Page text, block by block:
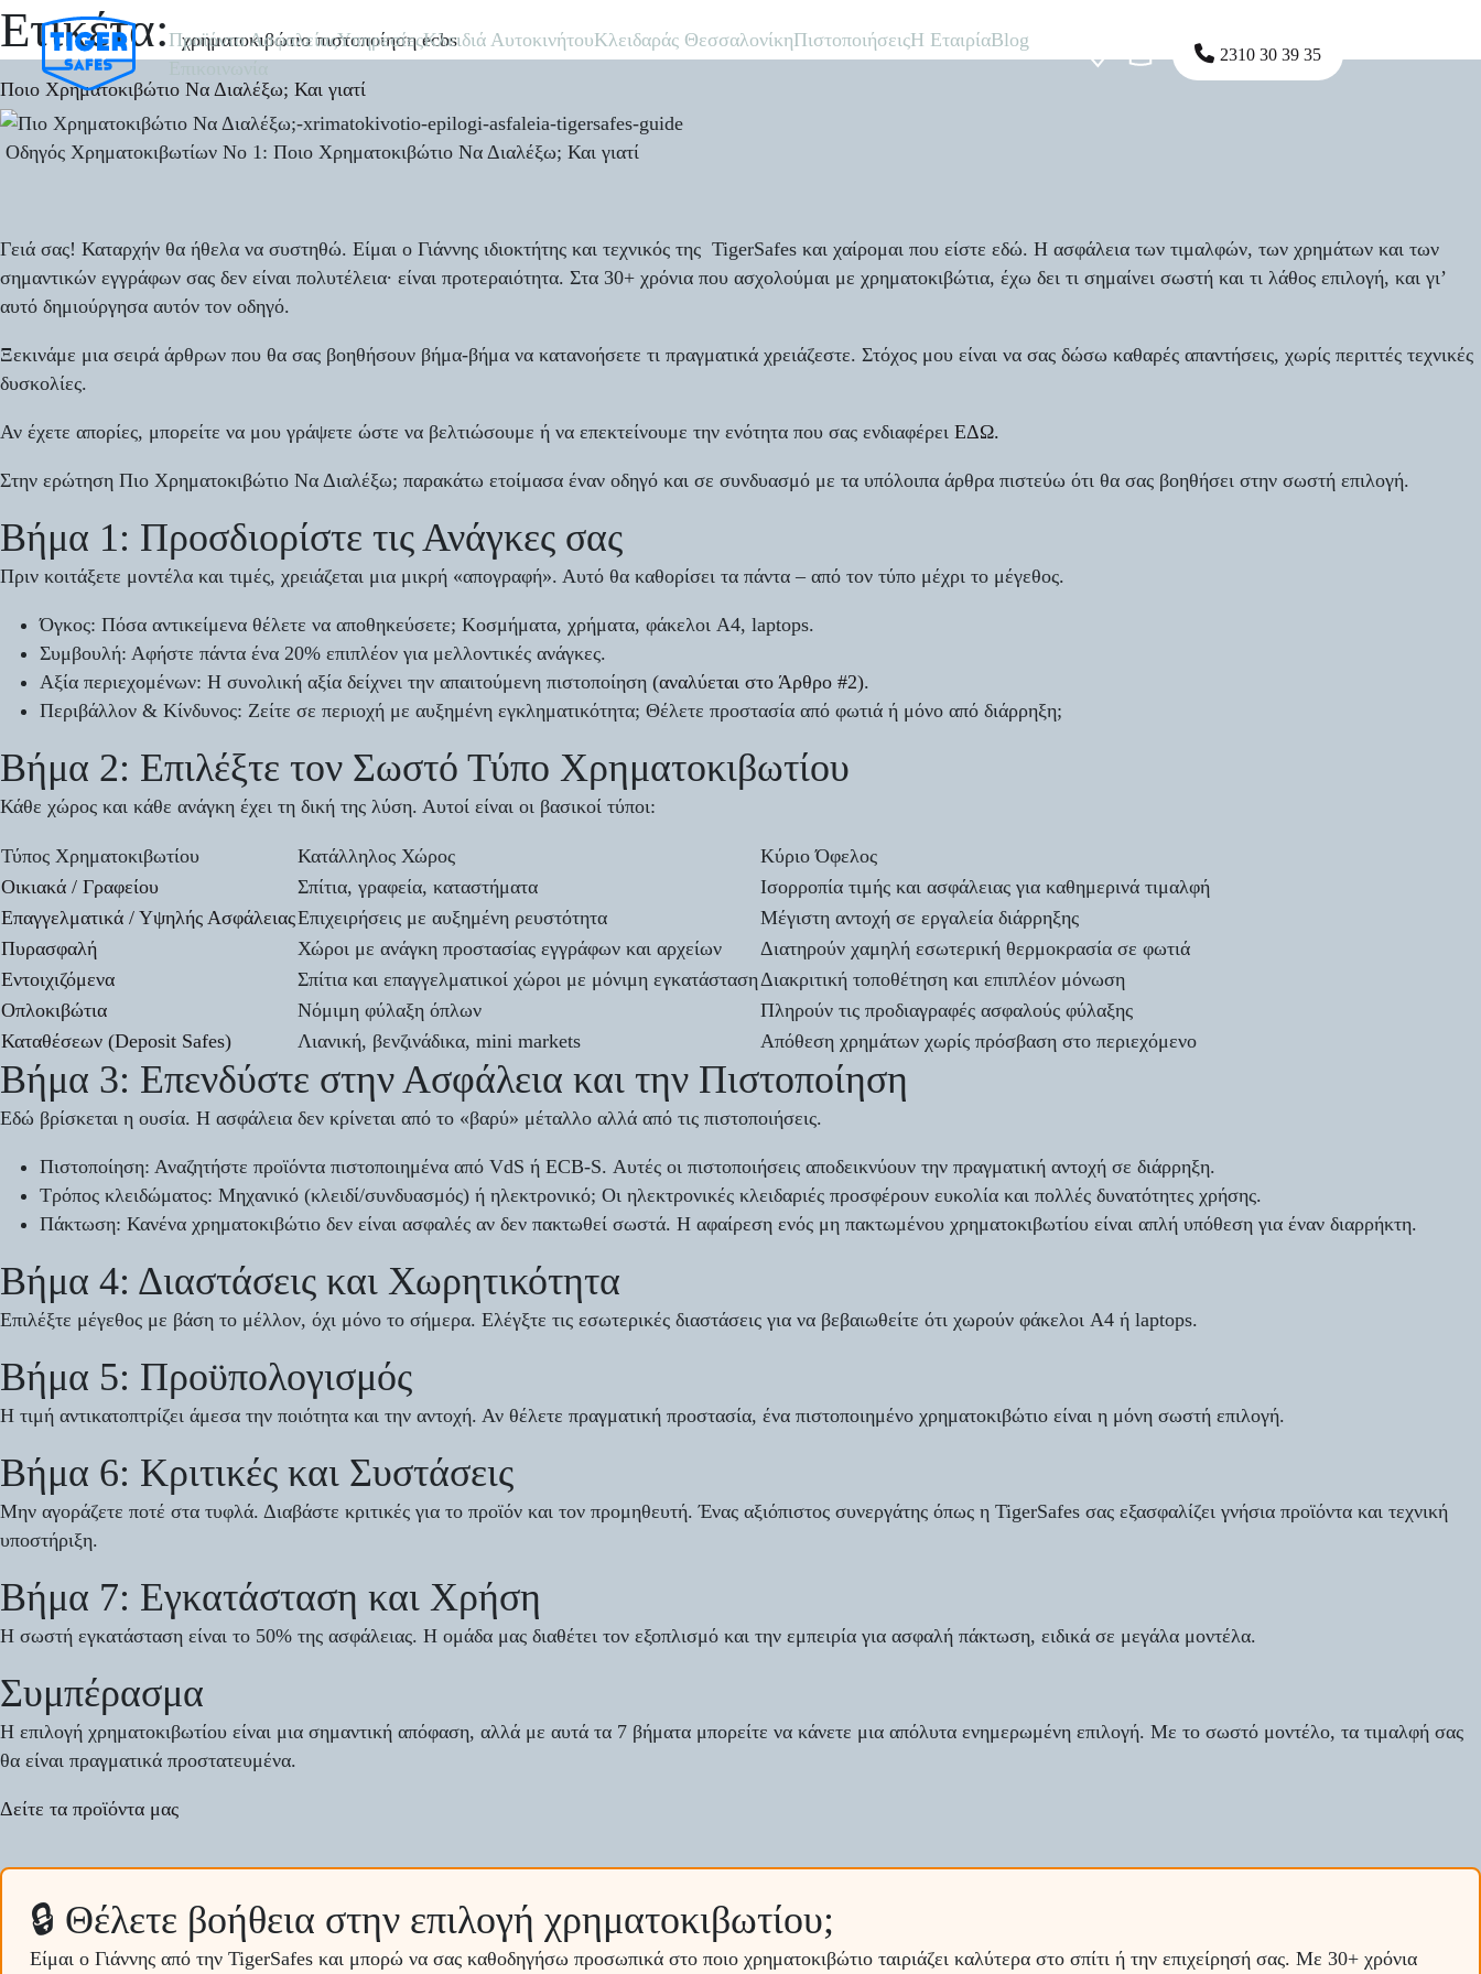
Προϊόντα ΑσφαλείαςΥπηρεσίεςΚλειδιά ΑυτοκινήτουΚλειδαράς ΘεσσαλονίκηΠιστοποιήσειςΗ ΕταιρίαBlog
2310 30 39 35
Ετικέτα:χρηματοκιβώτιο πιστοποίηση ecbs
Πoιο Χρηματοκιβώτιο Να Διαλέξω; Και γιατί
Οδηγός Χρηματοκιβωτίων Νο 1: Πoιο Χρηματοκιβώτιο Να Διαλέξω; Και γιατί
Γειά σας! Καταρχήν θα ήθελα να συστηθώ. Είμαι ο Γιάννης ιδιοκτήτης και τεχνικός της TigerSafes και χαίρομαι που είστε εδώ. Η ασφάλεια των τιμαλφών, των χρημάτων και των
σημαντικών εγγράφων σας δεν είναι πολυτέλεια· είναι προτεραιότητα. Στα 30+ χρόνια που ασχολούμαι με χρηματοκιβώτια, έχω δει τι σημαίνει σωστή και τι λάθος επιλογή, και γι’
αυτό δημιούργησα αυτόν τον οδηγό.
Ξεκινάμε μια σειρά άρθρων που θα σας βοηθήσουν βήμα-βήμα να κατανοήσετε τι πραγματικά χρειάζεστε. Στόχος μου είναι να σας δώσω καθαρές απαντήσεις, χωρίς περιττές τεχνικές
δυσκολίες.
Αν έχετε απορίες, μπορείτε να μου γράψετε ώστε να βελτιώσουμε ή να επεκτείνουμε την ενότητα που σας ενδιαφέρει ΕΔΩ.
Στην ερώτηση Πιο Χρηματοκιβώτιο Να Διαλέξω; παρακάτω ετοίμασα έναν οδηγό και σε συνδυασμό με τα υπόλοιπα άρθρα πιστεύω ότι θα σας βοηθήσει στην σωστή επιλογή.
Βήμα 1: Προσδιορίστε τις Ανάγκες σας
Πριν κοιτάξετε μοντέλα και τιμές, χρειάζεται μια μικρή «απογραφή». Αυτό θα καθορίσει τα πάντα – από τον τύπο μέχρι το μέγεθος.
Όγκος: Πόσα αντικείμενα θέλετε να αποθηκεύσετε; Κοσμήματα, χρήματα, φάκελοι A4, laptops.
Συμβουλή: Αφήστε πάντα ένα 20% επιπλέον για μελλοντικές ανάγκες.
Αξία περιεχομένων: Η συνολική αξία δείχνει την απαιτούμενη πιστοποίηση (αναλύεται στο Άρθρο #2).
Περιβάλλον & Κίνδυνος: Ζείτε σε περιοχή με αυξημένη εγκληματικότητα; Θέλετε προστασία από φωτιά ή μόνο από διάρρηξη;
Βήμα 2: Επιλέξτε τον Σωστό Τύπο Χρηματοκιβωτίου
Κάθε χώρος και κάθε ανάγκη έχει τη δική της λύση. Αυτοί είναι οι βασικοί τύποι:
Τύπος Χρηματοκιβωτίου Κατάλληλος Χώρος
Κύριο Όφελος
Οικιακά / Γραφείου
Σπίτια, γραφεία, καταστήματα
Ισορροπία τιμής και ασφάλειας για καθημερινά τιμαλφή
Επαγγελματικά / Υψηλής ΑσφάλειαςΕπιχειρήσεις με αυξημένη ρευστότητα
Μέγιστη αντοχή σε εργαλεία διάρρηξης
Πυρασφαλή
Χώροι με ανάγκη προστασίας εγγράφων και αρχείων
Διατηρούν χαμηλή εσωτερική θερμοκρασία σε φωτιά
Εντοιχιζόμενα
Σπίτια και επαγγελματικοί χώροι με μόνιμη εγκατάσταση Διακριτική τοποθέτηση και επιπλέον μόνωση
Οπλοκιβώτια
Νόμιμη φύλαξη όπλων
Πληρούν τις προδιαγραφές ασφαλούς φύλαξης
Καταθέσεων (Deposit Safes)
Λιανική, βενζινάδικα, mini markets Απόθεση χρημάτων χωρίς πρόσβαση στο περιεχόμενο
Βήμα 3: Επενδύστε στην Ασφάλεια και την Πιστοποίηση
Εδώ βρίσκεται η ουσία. Η ασφάλεια δεν κρίνεται από το «βαρύ» μέταλλο αλλά από τις πιστοποιήσεις.
Πιστοποίηση: Αναζητήστε προϊόντα πιστοποιημένα από VdS ή ECB-S. Αυτές οι πιστοποιήσεις αποδεικνύουν την πραγματική αντοχή σε διάρρηξη.
Τρόπος κλειδώματος: Μηχανικό (κλειδί/συνδυασμός) ή ηλεκτρονικό; Οι ηλεκτρονικές κλειδαριές προσφέρουν ευκολία και πολλές δυνατότητες χρήσης.
Πάκτωση: Κανένα χρηματοκιβώτιο δεν είναι ασφαλές αν δεν πακτωθεί σωστά. Η αφαίρεση ενός μη πακτωμένου χρηματοκιβωτίου είναι απλή υπόθεση για έναν διαρρήκτη.
Βήμα 4: Διαστάσεις και Χωρητικότητα
Επιλέξτε μέγεθος με βάση το μέλλον, όχι μόνο το σήμερα. Ελέγξτε τις εσωτερικές διαστάσεις για να βεβαιωθείτε ότι χωρούν φάκελοι A4 ή laptops.
Βήμα 5: Προϋπολογισμός
Η τιμή αντικατοπτρίζει άμεσα την ποιότητα και την αντοχή. Αν θέλετε πραγματική προστασία, ένα πιστοποιημένο χρηματοκιβώτιο είναι η μόνη σωστή επιλογή.
Βήμα 6: Κριτικές και Συστάσεις
Μην αγοράζετε ποτέ στα τυφλά. Διαβάστε κριτικές για το προϊόν και τον προμηθευτή. Ένας αξιόπιστος συνεργάτης όπως η TigerSafes σας εξασφαλίζει γνήσια προϊόντα και τεχνική
υποστήριξη.
Βήμα 7: Εγκατάσταση και Χρήση
Η σωστή εγκατάσταση είναι το 50% της ασφάλειας. Η ομάδα μας διαθέτει τον εξοπλισμό και την εμπειρία για ασφαλή πάκτωση, ειδικά σε μεγάλα μοντέλα.
Συμπέρασμα
Η επιλογή χρηματοκιβωτίου είναι μια σημαντική απόφαση, αλλά με αυτά τα 7 βήματα μπορείτε να κάνετε μια απόλυτα ενημερωμένη επιλογή. Με το σωστό μοντέλο, τα τιμαλφή σας
θα είναι πραγματικά προστατευμένα.
Δείτε τα προϊόντα μας
🔒 Θέλετε βοήθεια στην επιλογή χρηματοκιβωτίου;
Είμαι ο Γιάννης από την TigerSafes και μπορώ να σας καθοδηγήσω προσωπικά στο ποιο χρηματοκιβώτιο ταιριάζει καλύτερα στο σπίτι ή την επιχείρησή σας. Με 30+ χρόνια